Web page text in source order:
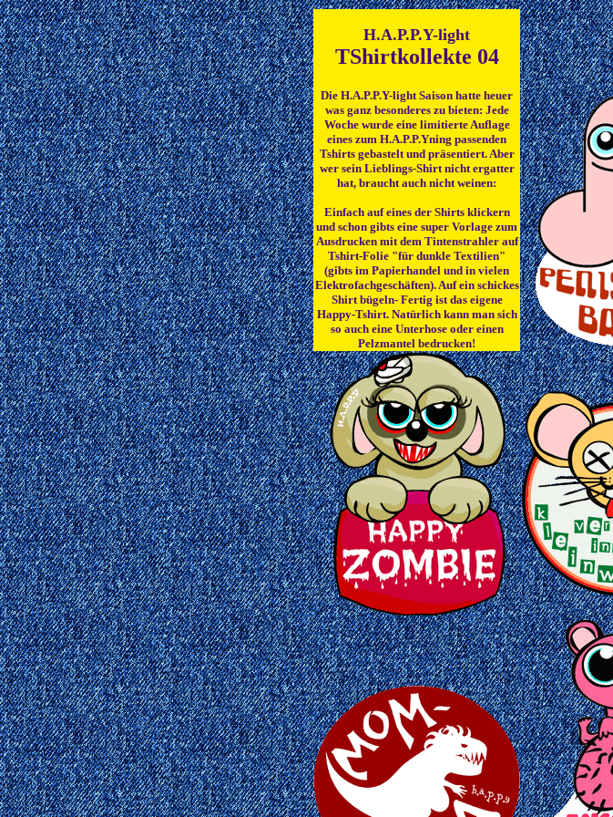
H.A.P.P.Y-light
TShirtkollekte 04
Die H.A.P.P.Y-light Saison hatte heuer
was ganz besonderes zu bieten: Jede
Woche wurde eine limitierte Auflage
eines zum H.A.P.P.Yning passenden
Tshirts gebastelt und präsentiert. Aber
wer sein Lieblings-Shirt nicht ergatter
hat, braucht auch nicht weinen:
Einfach auf eines der Shirts klickern
und schon gibts eine super Vorlage zum
Ausdrucken mit dem Tintenstrahler auf
Tshirt-Folie "für dunkle Textilien"
(gibts im Papierhandel und in vielen
Elektrofachgeschäften). Auf ein schickes
Shirt bügeln- Fertig ist das eigene
Happy-Tshirt. Natürlich kann man sich
so auch eine Unterhose oder einen
Pelzmantel bedrucken!